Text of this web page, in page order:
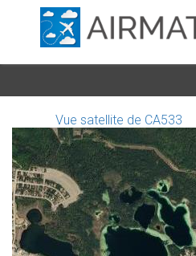
Vue satellite de CA533